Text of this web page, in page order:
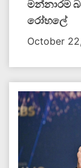
මන්නාරම
‍රෝහලේ
October